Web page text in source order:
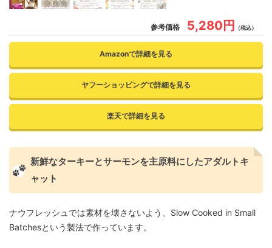
参考価格 5,280円 （税込）
Amazonで詳細を見る
ヤフーショッピングで詳細を見る
楽天で詳細を見る
新鮮なターキーとサーモンを主原料にしたアダルトキ
ャット
ナウフレッシュでは素材を壊さないよう、Slow Cooked in Small
Batchesという製法で作っています。